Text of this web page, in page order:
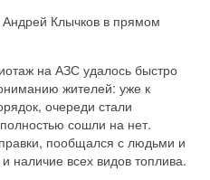
Клычков в прямом
на АЗС удалось быстро
жителей: уже к
очереди стали
сошли на нет.
пообщался с людьми и
наличие всех видов топлива.